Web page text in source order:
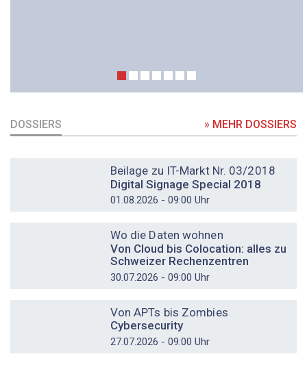
DOSSIERS » MEHR DOSSIERS
Beilage zu IT-Markt Nr. 03/2018
Digital Signage Special 2018
01.08.2026 - 09:00 Uhr
Wo die Daten wohnen
Von Cloud bis Colocation: alles zu
Schweizer Rechenzentren
30.07.2026 - 09:00 Uhr
Von APTs bis Zombies
Cybersecurity
27.07.2026 - 09:00 Uhr